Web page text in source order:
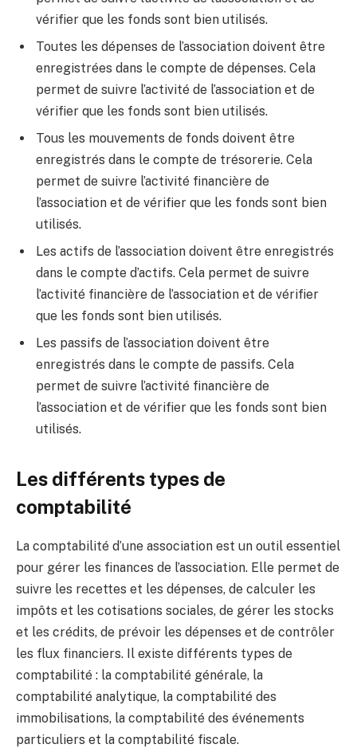
vérifier que les fonds sont bien utilisés.
Toutes les dépenses de l’association doivent être
enregistrées dans le compte de dépenses. Cela
permet de suivre l’activité de l’association et de
vérifier que les fonds sont bien utilisés.
Tous les mouvements de fonds doivent être
enregistrés dans le compte de trésorerie. Cela
permet de suivre l’activité financière de
l’association et de vérifier que les fonds sont bien
utilisés.
Les actifs de l’association doivent être enregistrés
dans le compte d’actifs. Cela permet de suivre
l’activité financière de l’association et de vérifier
que les fonds sont bien utilisés.
Les passifs de l’association doivent être
enregistrés dans le compte de passifs. Cela
permet de suivre l’activité financière de
l’association et de vérifier que les fonds sont bien
utilisés.
Les différents types de
comptabilité
La comptabilité d’une association est un outil essentiel
pour gérer les finances de l’association. Elle permet de
suivre les recettes et les dépenses, de calculer les
impôts et les cotisations sociales, de gérer les stocks
et les crédits, de prévoir les dépenses et de contrôler
les flux financiers. Il existe différents types de
comptabilité : la comptabilité générale, la
comptabilité analytique, la comptabilité des
immobilisations, la comptabilité des événements
particuliers et la comptabilité fiscale.